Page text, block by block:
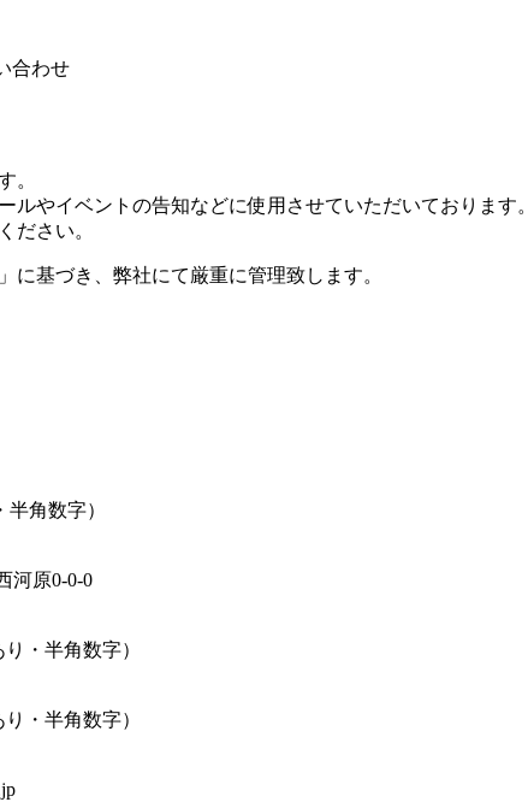
合わせ
。
やイベントの告知などに使用させていただいております。
ださい。
」に基づき、弊社にて厳重に管理致します。
半角数字）
河原0-0-0
・半角数字）
・半角数字）